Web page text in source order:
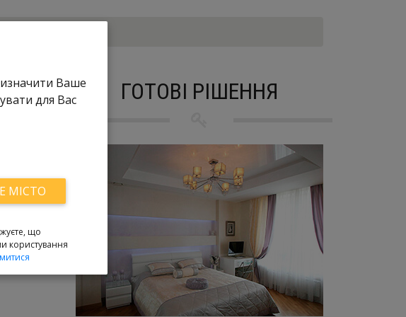
01.02.2019
ГОТОВІ РІШЕННЯ
Ваше
для Вас
МІСТО
що
користування